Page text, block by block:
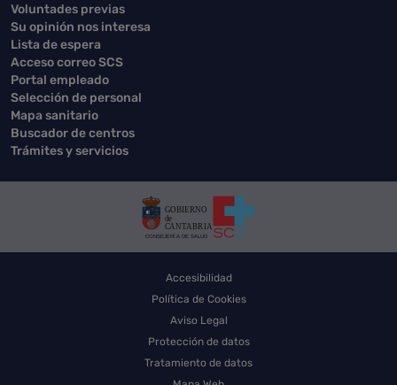
Voluntades previas
Su opinión nos interesa
Lista de espera
Acceso correo SCS
Portal empleado
Selección de personal
Mapa sanitario
Buscador de centros
Trámites y servicios
Accesibilidad
Política de Cookies
Aviso Legal
Protección de datos
Tratamiento de datos